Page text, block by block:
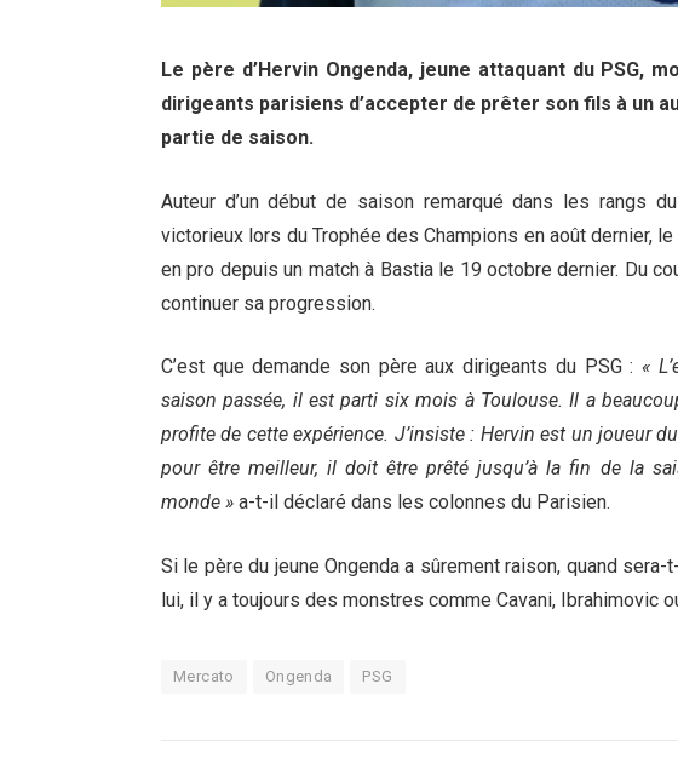
Le père d’Hervin Ongenda, jeune attaquant du PSG,
dirigeants parisiens d’accepter de prêter son fils à un
partie de saison.
Auteur d’un début de saison remarqué dans les rangs
victorieux lors du Trophée des Champions en août dernier,
en pro depuis un match à Bastia le 19 octobre dernier. Du
continuer sa progression.
C’est que demande son père aux dirigeants du PSG : «
saison passée, il est parti six mois à Toulouse. Il a
profite de cette expérience. J’insiste : Hervin est un joueur
pour être meilleur, il doit être prêté jusqu’à la fin de la
monde » a-t-il déclaré dans les colonnes du Parisien.
Si le père du jeune Ongenda a sûrement raison, quand
lui, il y a toujours des monstres comme Cavani, Ibrahimovic
Mercato Ongenda PSG